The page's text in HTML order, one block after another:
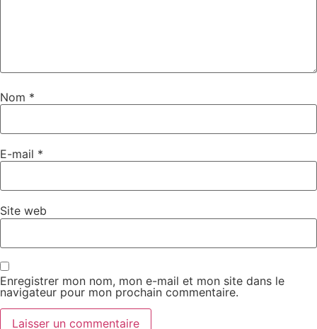
Nom *
E-mail *
Site web
Enregistrer mon nom, mon e-mail et mon site dans le
navigateur pour mon prochain commentaire.